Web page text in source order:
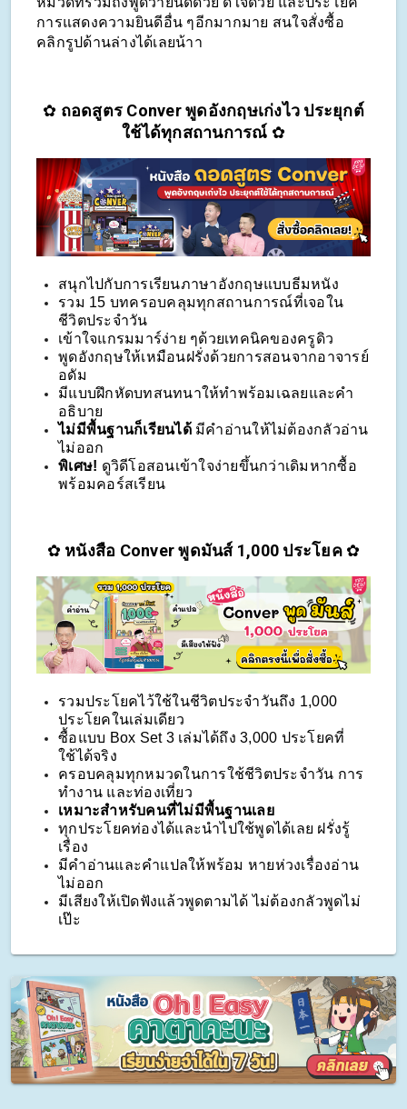
การแสดงความยินดีอื่น ๆอีกมากมาย สนใจสั่งซื้อ
คลิกรูปด้านล่างได้เลยน้าา
✿ ถอดสูตร Conver พูดอังกฤษเก่งไว ประยุกต์
ใช้ได้ทุกสถานการณ์ ✿
สนุกไปกับการเรียนภาษาอังกฤษแบบธีมหนัง
รวม 15 บทครอบคลุมทุกสถานการณ์ที่เจอใน
ชีวิตประจำวัน
เข้าใจแกรมมาร์ง่าย ๆด้วยเทคนิคของครูดิว
พูดอังกฤษให้เหมือนฝรั่งด้วยการสอนจากอาจารย์
อดัม
มีแบบฝึกหัดบทสนทนาให้ทำพร้อมเฉลยและคำ
อธิบาย
ไม่มีพื้นฐานก็เรียนได้ มีคำอ่านให้ไม่ต้องกลัวอ่าน
ไม่ออก
พิเศษ! ดูวิดีโอสอนเข้าใจง่ายขึ้นกว่าเดิมหากซื้อ
พร้อมคอร์สเรียน
✿ หนังสือ Conver พูดมันส์ 1,000 ประโยค ✿
รวมประโยคไว้ใช้ในชีวิตประจำวันถึง 1,000
ประโยคในเล่มเดียว
ซื้อแบบ Box Set 3 เล่มได้ถึง 3,000 ประโยคที่
ใช้ได้จริง
ครอบคลุมทุกหมวดในการใช้ชีวิตประจำวัน การ
ทำงาน และท่องเที่ยว
เหมาะสำหรับคนที่ไม่มีพื้นฐานเลย
ทุกประโยคท่องได้และนำไปใช้พูดได้เลย ฝรั่งรู้
เรื่อง
มีคำอ่านและคำแปลให้พร้อม หายห่วงเรื่องอ่าน
ไม่ออก
มีเสียงให้เปิดฟังแล้วพูดตามได้ ไม่ต้องกลัวพูดไม่
เป๊ะ